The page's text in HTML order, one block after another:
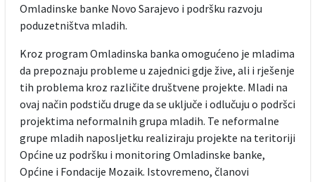
Omladinske banke Novo Sarajevo i podršku razvoju
poduzetništva mladih.
Kroz program Omladinska banka omogućeno je mladima
da prepoznaju probleme u zajednici gdje žive, ali i rješenje
tih problema kroz različite društvene projekte. Mladi na
ovaj način podstiču druge da se uključe i odlučuju o podršci
projektima neformalnih grupa mladih. Te neformalne
grupe mladih naposljetku realiziraju projekte na teritoriji
Općine uz podršku i monitoring Omladinske banke,
Općine i Fondacije Mozaik. Istovremeno, članovi